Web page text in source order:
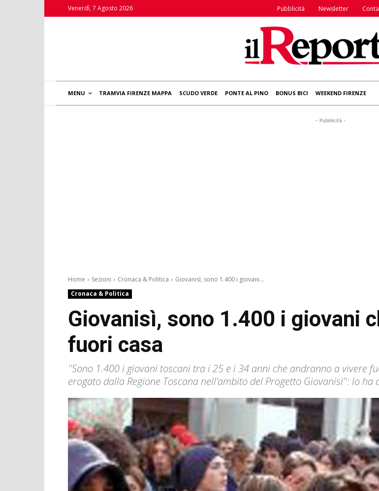
Venerdì, 7 Agosto 2026 Pubblicità Newsletter
MENU TRAMVIA FIRENZE MAPPA SCUDO VERDE PONTE AL PINO BONUS BICI WEEKEND FIRENZE
- Pubblicità -
Home Sezioni Cronaca & Politica
Giovanisì, sono 1.400 i giovani...
Cronaca & Politica
Giovanisì, sono 1.400 i giovani
fuori casa
''Sono 1.400 i giovani toscani tra i 25 e i 34 anni che andranno a vivere
erogato dalla Regione Toscana nell’ambito del Progetto Giovanisì'': lo